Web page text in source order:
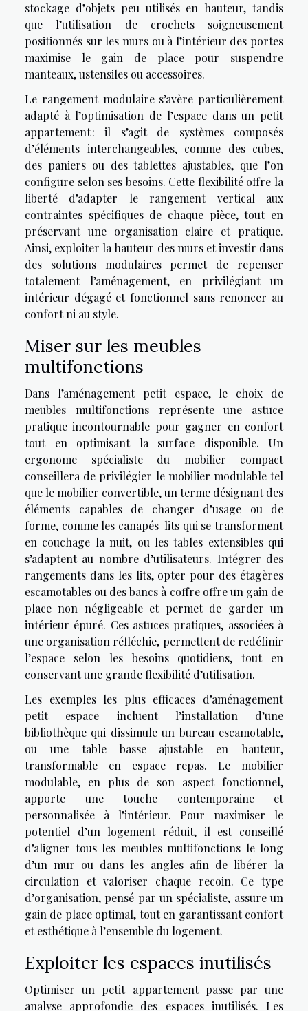
stockage d’objets peu utilisés en hauteur, tandis
que l’utilisation de crochets soigneusement
positionnés sur les murs ou à l’intérieur des portes
maximise le gain de place pour suspendre
manteaux, ustensiles ou accessoires.
Le rangement modulaire s’avère particulièrement
adapté à l’optimisation de l’espace dans un petit
appartement : il s’agit de systèmes composés
d’éléments interchangeables, comme des cubes,
des paniers ou des tablettes ajustables, que l’on
configure selon ses besoins. Cette flexibilité offre la
liberté d’adapter le rangement vertical aux
contraintes spécifiques de chaque pièce, tout en
préservant une organisation claire et pratique.
Ainsi, exploiter la hauteur des murs et investir dans
des solutions modulaires permet de repenser
totalement l’aménagement, en privilégiant un
intérieur dégagé et fonctionnel sans renoncer au
confort ni au style.
Miser sur les meubles
multifonctions
Dans l’aménagement petit espace, le choix de
meubles multifonctions représente une astuce
pratique incontournable pour gagner en confort
tout en optimisant la surface disponible. Un
ergonome spécialiste du mobilier compact
conseillera de privilégier le mobilier modulable tel
que le mobilier convertible, un terme désignant des
éléments capables de changer d’usage ou de
forme, comme les canapés-lits qui se transforment
en couchage la nuit, ou les tables extensibles qui
s’adaptent au nombre d’utilisateurs. Intégrer des
rangements dans les lits, opter pour des étagères
escamotables ou des bancs à coffre offre un gain de
place non négligeable et permet de garder un
intérieur épuré. Ces astuces pratiques, associées à
une organisation réfléchie, permettent de redéfinir
l’espace selon les besoins quotidiens, tout en
conservant une grande flexibilité d’utilisation.
Les exemples les plus efficaces d’aménagement
petit espace incluent l’installation d’une
bibliothèque qui dissimule un bureau escamotable,
ou une table basse ajustable en hauteur,
transformable en espace repas. Le mobilier
modulable, en plus de son aspect fonctionnel,
apporte une touche contemporaine et
personnalisée à l’intérieur. Pour maximiser le
potentiel d’un logement réduit, il est conseillé
d’aligner tous les meubles multifonctions le long
d’un mur ou dans les angles afin de libérer la
circulation et valoriser chaque recoin. Ce type
d’organisation, pensé par un spécialiste, assure un
gain de place optimal, tout en garantissant confort
et esthétique à l’ensemble du logement.
Exploiter les espaces inutilisés
Optimiser un petit appartement passe par une
analyse approfondie des espaces inutilisés. Les